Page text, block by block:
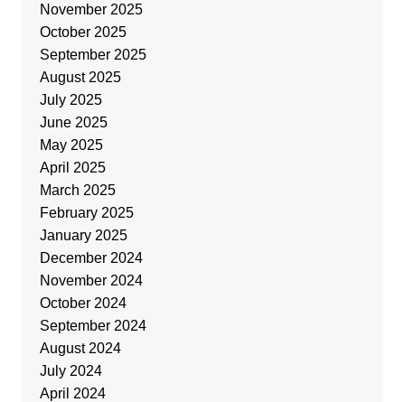
November 2025
October 2025
September 2025
August 2025
July 2025
June 2025
May 2025
April 2025
March 2025
February 2025
January 2025
December 2024
November 2024
October 2024
September 2024
August 2024
July 2024
April 2024